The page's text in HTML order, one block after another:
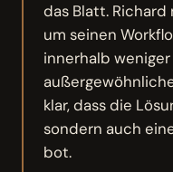
das Blatt.
um seinen
innerhalb weniger
klar, dass die
sondern auch
bot.